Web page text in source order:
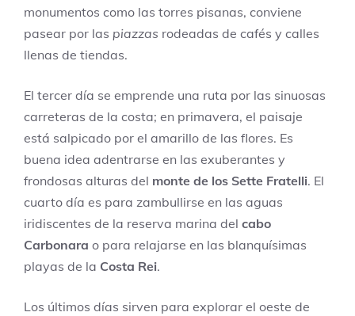
monumentos como las torres pisanas, conviene
pasear por las piazzas rodeadas de cafés y calles
llenas de tiendas.
El tercer día se emprende una ruta por las sinuosas
carreteras de la costa; en primavera, el paisaje
está salpicado por el amarillo de las flores. Es
buena idea adentrarse en las exuberantes y
frondosas alturas del monte de los Sette Fratelli. El
cuarto día es para zambullirse en las aguas
iridiscentes de la reserva marina del cabo
Carbonara o para relajarse en las blanquísimas
playas de la Costa Rei.
Los últimos días sirven para explorar el oeste de